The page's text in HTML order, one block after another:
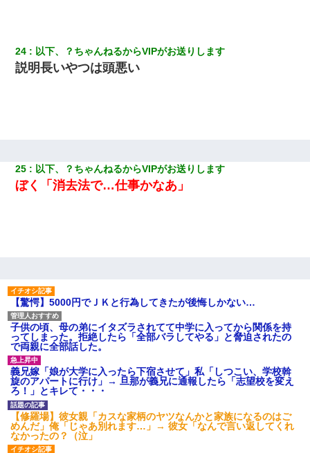
24 以下、？ちゃんねるからVIPがお送りします
説明長いやつは頭悪い
25 以下、？ちゃんねるからVIPがお送りします
ぼく「消去法で…仕事かなあ」
【驚愕】5000円でＪＫと行為してきたが後悔しかない…
子供の頃、母の弟にイタズラされてて中学に入ってから関係を持
ってしまった。拒絶したら「全部バラしてやる」と脅迫されたの
で両親に全部話した。
義兄嫁「娘が大学に入ったら下宿させて」私「しつこい、学校斡
旋のアパートに行け」→ 旦那が義兄に通報したら「志望校を変え
ろ！」とキレて・・・
【修羅場】彼女親「カスな家柄のヤツなんかと家族になるのはご
めんだ」俺「じゃあ別れます…」→ 彼女「なんで言い返してくれ
なかったの？（泣」